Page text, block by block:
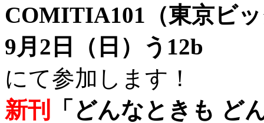
COMITIA101（東京ビ
9月2日（日）う12b
にて参加します！
新刊
「どんなときも ど